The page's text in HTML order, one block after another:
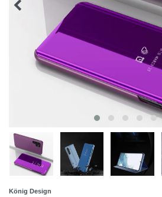
König Design